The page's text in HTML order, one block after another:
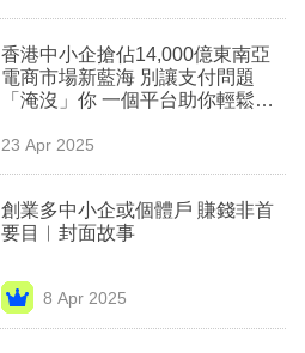
香港中小企搶佔14,000億東南亞
電商市場新藍海 別讓支付問題
「淹沒」你 一個平台助你輕鬆拓
23 Apr 2025
創業多中小企或個體戶 賺錢非首
要目︳封面故事
8 Apr 2025